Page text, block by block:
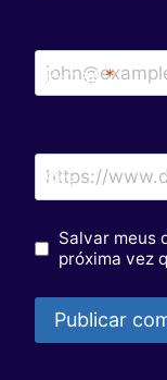
E-mail*
Site
Salvar meus
próxima vez